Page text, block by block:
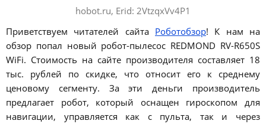
hobot.ru, Erid: 2VtzqxVv4P1
Приветствуем читателей сайта Роботобзор! К нам на
обзор попал новый робот-пылесос REDMOND RV-R650S
WiFi. Стоимость на сайте производителя составляет 18
тыс. рублей по скидке, что относит его к среднему
ценовому сегменту. За эти деньги производитель
предлагает робот, который оснащен гироскопом для
навигации, управляется как с пульта, так и через